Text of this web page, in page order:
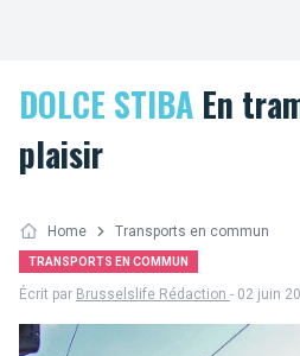
DOLCE STIBA En
plaisir
Home Transports en commun
TRANSPORTS EN COMMUN
Écrit par Brusselslife Rédaction - 02 juin